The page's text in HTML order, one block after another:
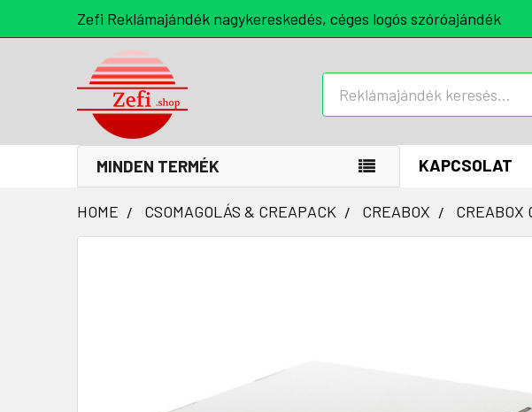
Zefi Reklámajándék nagykereskedés, céges logós szóróajándék
MINDEN TERMÉK KAPCSOLAT
HOME CSOMAGOLÁS & CREAPACK CREABOX CREABOX